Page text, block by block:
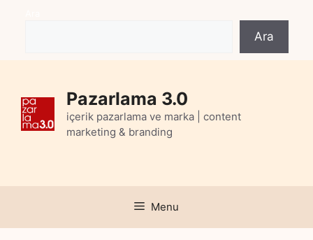
Ara
Pazarlama 3.0
içerik pazarlama ve marka | content
marketing & branding
Menu